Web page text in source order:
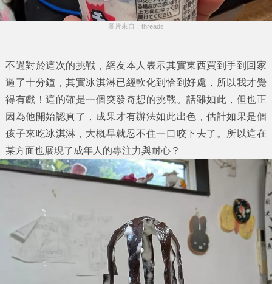
圖片來自：threads
不過對於這次的挑戰，網友本人表示其實東西買到手到回家
過了十分鐘，其實冰淇淋已經軟化到恰到好處，所以我才覺
得有戲！這的確是一個突發奇想的挑戰。話雖如此，但也正
因為他開始認真了，成果才有辦法如此出色，估計如果是個
孩子來吃冰淇淋，大概早就忍不住一口咬下去了。所以這在
某方面也展現了成年人的專注力與耐心？